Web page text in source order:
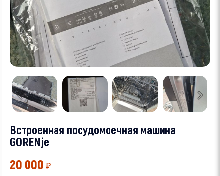
Встроенная посудомоечная машина
GORENje
20 000 ₽